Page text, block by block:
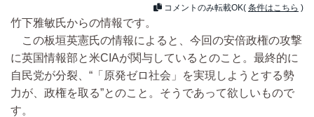
コメントのみ転載OK( 条件はこちら )
竹下雅敏氏からの情報です。
この板垣英憲氏の情報によると、今回の安倍政権の攻撃
に英国情報部と米CIAが関与しているとのこと。最終的に
自民党が分裂、“「原発ゼロ社会」を実現しようとする勢
力が、政権を取る”とのこと。そうであって欲しいもので
す。